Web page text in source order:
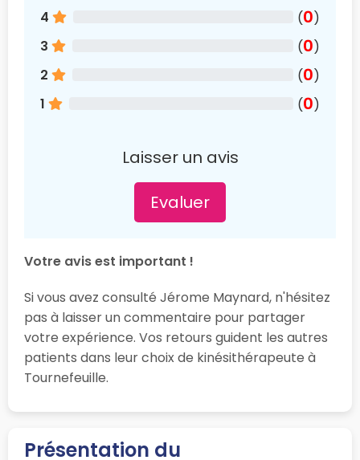
4
(0)
3
(0)
2
(0)
1
(0)
Laisser un avis
Evaluer
Votre avis est important !
Si vous avez consulté Jérome Maynard, n'hésitez
pas à laisser un commentaire pour partager
votre expérience. Vos retours guident les autres
patients dans leur choix de kinésithérapeute à
Tournefeuille.
Présentation du